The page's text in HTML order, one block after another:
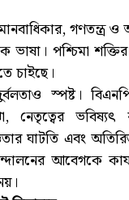
গণতন্ত্র ও
ভাষা। পশ্চিমা
চাইছে।
স্পষ্ট।
নেতৃত্বের ভবিষ্যৎ
ঘাটতি এবং
আবেগকে